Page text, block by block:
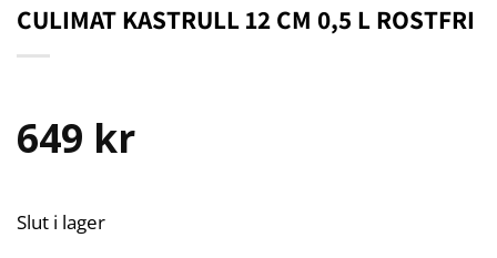
CULIMAT KASTRULL 12 CM 0,5 L ROSTFRI
649 kr
Slut i lager